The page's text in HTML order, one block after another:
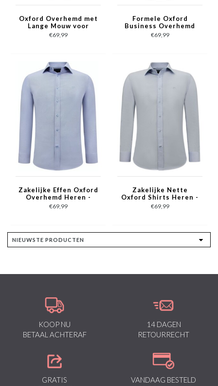
Oxford Overhemd met
Lange Mouw voor
Heren - Groen
€69,99
Formele Oxford
Business Overhemd
Heren -Slim Fit
Stretch - Zwart
€69,99
Zakelijke Effen Oxford
Overhemd Heren -
Slim Fit Stretch-
Blauw
€69,99
Zakelijke Nette
Oxford Shirts Heren -
Slim Fit Stretch -
Licht Blauw
€69,99
KOOP NU
BETAAL ACHTERAF
14 DAGEN
RETOURRECHT
GRATIS
VANDAAG BESTELD